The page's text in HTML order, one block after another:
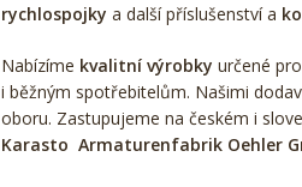
rychlospojky a další příslušenství a
Nabízíme kvalitní výrobky určené
i běžným spotřebitelům. Našimi
oboru. Zastupujeme na českém i
Karasto Armaturenfabrik Oehler